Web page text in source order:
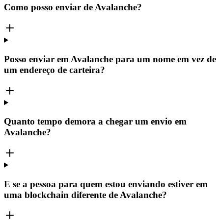
Como posso enviar de Avalanche?
Posso enviar em Avalanche para um nome em vez de
um endereço de carteira?
Quanto tempo demora a chegar um envio em
Avalanche?
E se a pessoa para quem estou enviando estiver em
uma blockchain diferente de Avalanche?